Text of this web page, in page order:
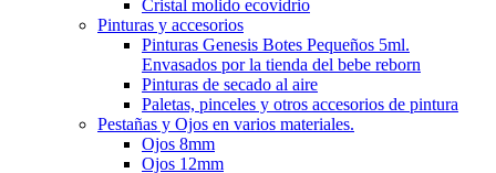
Cristal molido ecovidrio
Pinturas y accesorios
Pinturas Genesis Botes Pequeños 5ml.
Envasados por la tienda del bebe reborn
Pinturas de secado al aire
Paletas, pinceles y otros accesorios de pintura
Pestañas y Ojos en varios materiales.
Ojos 8mm
Ojos 12mm